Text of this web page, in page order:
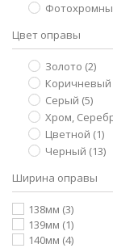
Цвет оправы
Золото (2)
Коричневый
Серый (5)
Хром,
Цветной (1)
Черный (13)
Ширина оправы
138мм (3)
139мм (1)
140мм (4)